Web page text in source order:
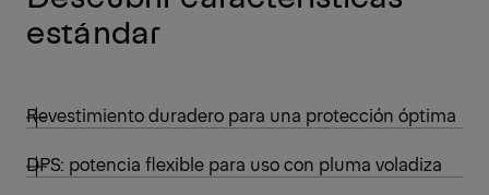
estándar
Revestimiento duradero para una protección óptima
DPS: potencia flexible para uso con pluma voladiza